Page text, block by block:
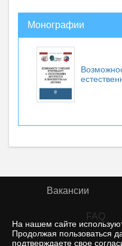
На нашем сайте
Продолжая пользоваться
подтверждаете свое
Монографии
Вакансии
FAQ